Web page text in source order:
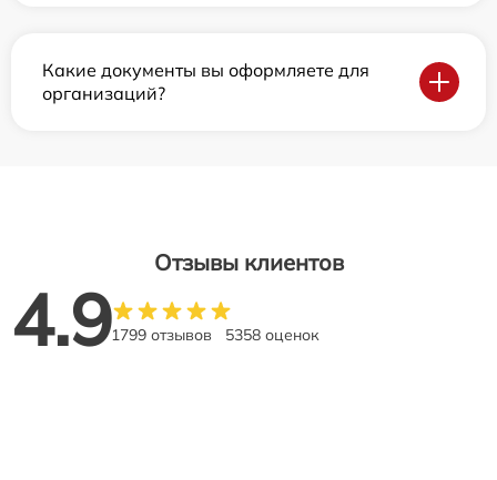
Какие документы вы оформляете для
организаций?
Отзывы клиентов
4.91799 отзывов 5358 оценок